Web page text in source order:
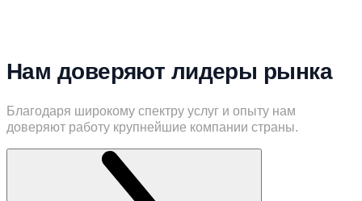
Нам доверяют лидеры рынка
Благодаря широкому спектру услуг и опыту нам
доверяют работу крупнейшие компании страны.